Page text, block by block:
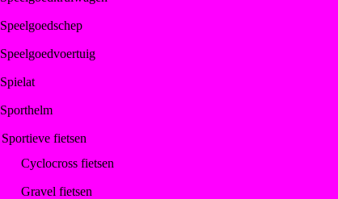
Speelgoedschep
Speelgoedvoertuig
Spielat
Sporthelm
Sportieve fietsen
Cyclocross fietsen
Gravel fietsen